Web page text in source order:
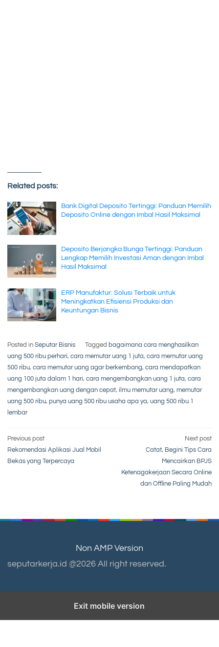
Related posts:
Bank Digital Deposito Tertinggi: Panduan Memilih
Deposito Online dengan Imbal Hasil Maksimal
Deposito Berjangka Bunga Tertinggi: Panduan
Lengkap Memilih Investasi Aman dengan Imbal
Hasil Maksimal
ERP Manufaktur: Solusi Terbaik untuk
Meningkatkan Efisiensi Produksi dan
Keuntungan Bisnis
Posted in Seputar Bisnis Tagged bagaimana cara menghasilkan
uang 500 ribu perhari, cara memutar uang 1 juta, cara memutar uang
500 ribu, cara memutar uang agar berkembang, cara mendapatkan
uang 100 juta dalam 1 hari, cara mengembangkan uang 1 juta, cara
mengembangkan uang dengan cepat, ilmu memutar uang, memutar
uang 500 ribu, punya uang 500 ribu usaha apa ya, uang 500 ribu 1
lembar
Post
navigation
Previous post
Rekomendasi Aplikasi Jual Mobil
Bekas yang Terpercaya
Next post
Catat, Begini Tips Cara
Mencairkan BPJS
Ketenagakerjaan Secara Online
dan Offline Paling Mudah
Non AMP Version
seputarkerja.id @2026 All right reserved.
Exit mobile version